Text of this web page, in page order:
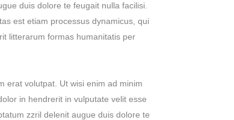
duis dolore te feugait nulla facilisi.
est etiam processus dynamicus, qui
litterarum formas humanitatis per
erat volutpat. Ut wisi enim ad minim
in hendrerit in vulputate velit esse
zzril delenit augue duis dolore te